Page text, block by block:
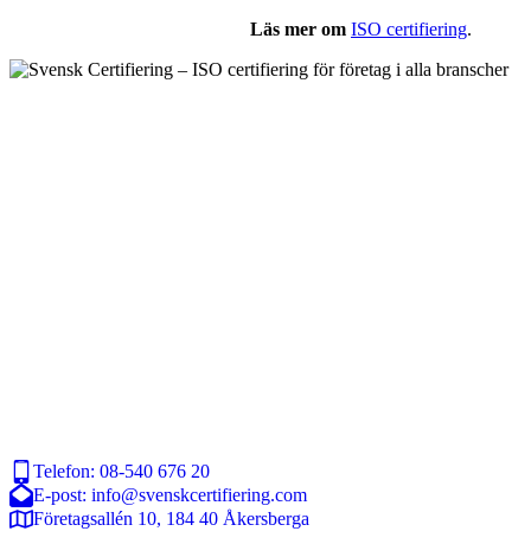
Läs mer om ISO certifiering.
Telefon: 08-540 676 20
E-post: info@svenskcertifiering.com
Företagsallén 10, 184 40 Åkersberga